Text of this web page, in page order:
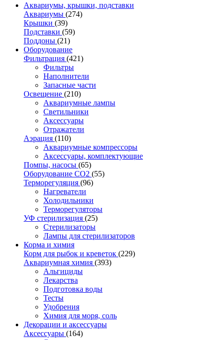
Аквариумы, крышки, подставки
Аквариумы (274)
Крышки (39)
Подставки (59)
Поддоны (21)
Оборудование
Фильтрация (421)
Фильтры
Наполнители
Запасные части
Освещение (210)
Аквариумные лампы
Светильники
Аксессуары
Отражатели
Аэрация (110)
Аквариумные компрессоры
Аксессуары, комплектующие
Помпы, насосы (65)
Оборудование CO2 (55)
Терморегуляция (96)
Нагреватели
Холодильники
Терморегуляторы
УФ стерилизация (25)
Стерилизаторы
Лампы для стерилизаторов
Корма и химия
Корм для рыбок и креветок (229)
Аквариумная химия (393)
Альгициды
Лекарства
Подготовка воды
Тесты
Удобрения
Химия для моря, соль
Декорации и аксессуары
Аксессуары (164)